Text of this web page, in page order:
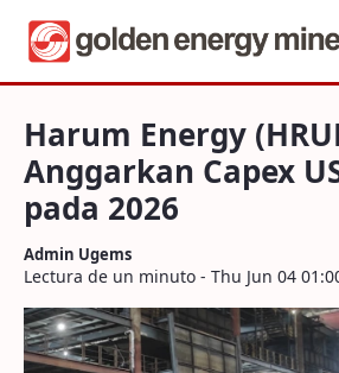
Harum Energy (HRUM)
Harum Energy
Anggarkan Capex
pada 2026
Admin Ugems
Lectura de un minuto - Thu Jun 04